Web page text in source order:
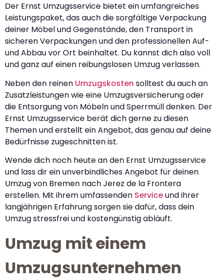
Der Ernst Umzugsservice bietet ein umfangreiches
Leistungspaket, das auch die sorgfältige Verpackung
deiner Möbel und Gegenstände, den Transport in
sicheren Verpackungen und den professionellen Auf-
und Abbau vor Ort beinhaltet. Du kannst dich also voll
und ganz auf einen reibungslosen Umzug verlassen.
Neben den reinen Umzugskosten solltest du auch an
Zusatzleistungen wie eine Umzugsversicherung oder
die Entsorgung von Möbeln und Sperrmüll denken. Der
Ernst Umzugsservice berät dich gerne zu diesen
Themen und erstellt ein Angebot, das genau auf deine
Bedürfnisse zugeschnitten ist.
Wende dich noch heute an den Ernst Umzugsservice
und lass dir ein unverbindliches Angebot für deinen
Umzug von Bremen nach Jerez de la Frontera
erstellen. Mit ihrem umfassenden Serviceund ihrer
langjährigen Erfahrung sorgen sie dafür, dass dein
Umzug stressfrei und kostengünstig abläuft.
Umzug mit einem
Umzugsunternehmen